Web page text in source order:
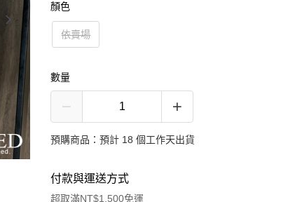
顏色
依賣場
數量
預購商品：預計 18 個工作天出貨
付款與運送方式
超取滿NT$1,500免運